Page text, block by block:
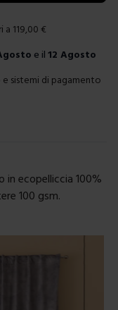
a 119,00 €
e il 12 Agosto
sistemi di pagamento
in ecopelliccia 100%
100 gsm.